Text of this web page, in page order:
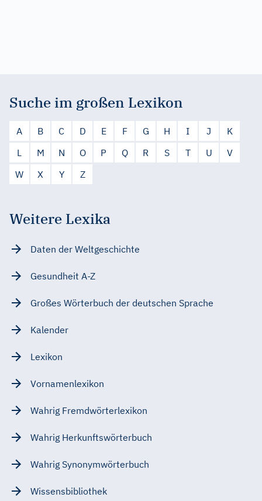
Suche im großen Lexikon
A B C D E F G H I J
K
L
M N O P Q R S T U
V
W
X Y Z
Weitere Lexika
Daten der Weltgeschichte
Gesundheit A-Z
Großes Wörterbuch der deutschen Sprache
Kalender
Lexikon
Vornamenlexikon
Wahrig Fremdwörterlexikon
Wahrig Herkunftswörterbuch
Wahrig Synonymwörterbuch
Wissensbibliothek